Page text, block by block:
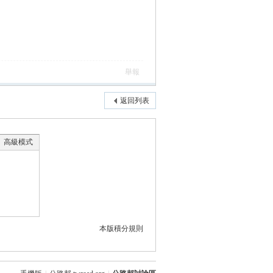
舉報
返回列表
高級模式
本版積分規則